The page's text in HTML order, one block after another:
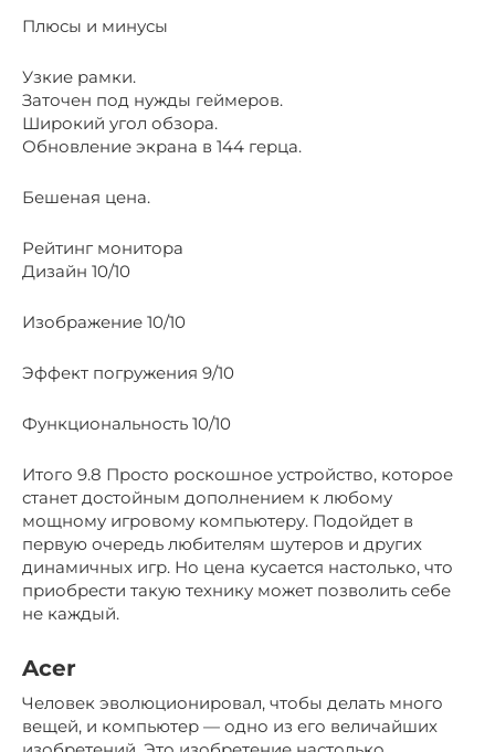
Плюсы и минусы
Узкие рамки.
Заточен под нужды геймеров.
Широкий угол обзора.
Обновление экрана в 144 герца.
Бешеная цена.
Рейтинг монитора
Дизайн 10/10
Изображение 10/10
Эффект погружения 9/10
Функциональность 10/10
Итого 9.8 Просто роскошное устройство, которое
станет достойным дополнением к любому
мощному игровому компьютеру. Подойдет в
первую очередь любителям шутеров и других
динамичных игр. Но цена кусается настолько, что
приобрести такую технику может позволить себе
не каждый.
Acer
Человек эволюционировал, чтобы делать много
вещей, и компьютер — одно из его величайших